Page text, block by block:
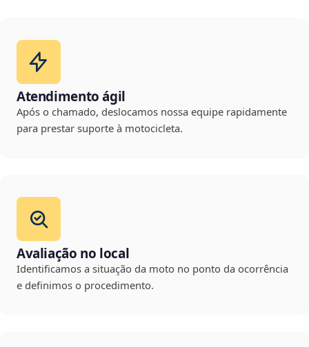
Atendimento ágil
Após o chamado, deslocamos nossa equipe rapidamente
para prestar suporte à motocicleta.
Avaliação no local
Identificamos a situação da moto no ponto da ocorrência
e definimos o procedimento.